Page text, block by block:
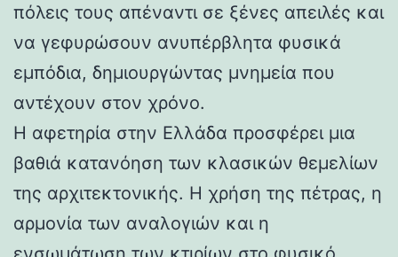
πόλεις τους απέναντι σε ξένες απειλές και
να γεφυρώσουν ανυπέρβλητα φυσικά
εμπόδια, δημιουργώντας μνημεία που
αντέχουν στον χρόνο.
Η αφετηρία στην Ελλάδα προσφέρει μια
βαθιά κατανόηση των κλασικών θεμελίων
της αρχιτεκτονικής. Η χρήση της πέτρας, η
αρμονία των αναλογιών και η